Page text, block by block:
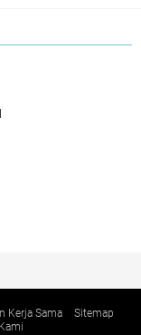
Kerja Sama
Sitemap